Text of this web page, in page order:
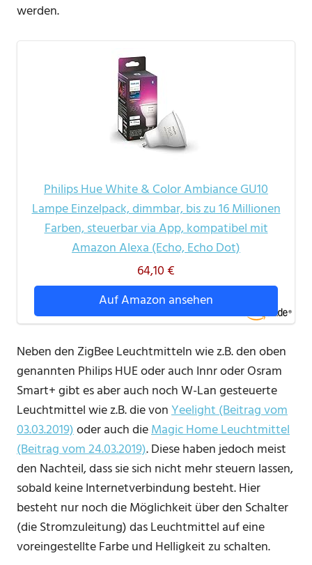
werden.
Philips Hue White & Color Ambiance GU10
Lampe Einzelpack, dimmbar, bis zu 16 Millionen
Farben, steuerbar via App, kompatibel mit
Amazon Alexa (Echo, Echo Dot)
64,10 €
Auf Amazon ansehen
Neben den ZigBee Leuchtmitteln wie z.B. den oben
genannten Philips HUE oder auch Innr oder Osram
Smart+ gibt es aber auch noch W-Lan gesteuerte
Leuchtmittel wie z.B. die vonYeelight (Beitrag vom
03.03.2019)oder auch dieMagic Home Leuchtmittel
(Beitrag vom 24.03.2019). Diese haben jedoch meist
den Nachteil, dass sie sich nicht mehr steuern lassen,
sobald keine Internetverbindung besteht. Hier
besteht nur noch die Möglichkeit über den Schalter
(die Stromzuleitung) das Leuchtmittel auf eine
voreingestellte Farbe und Helligkeit zu schalten.